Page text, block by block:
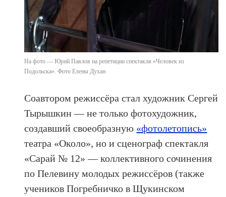
На фото — Юрий Павлов на репетиции спектакля «Человек из
Подольска». Фото Елены Духан
Соавтором режиссёра стал художник Сергей
Тырышкин — не только фотохудожник,
создавший своеобразную «фотолетопись»
театра «Около», но и сценограф спектакля
«Сарай № 12» — коллективного сочинения
по Пелевину молодых режиссёров (также
учеников Погребничко в Щукинском